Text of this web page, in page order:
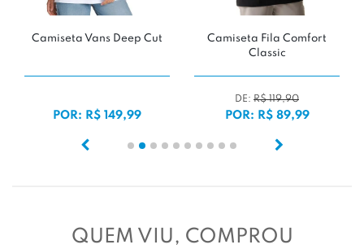
Vans Deep Cut
R$ 149,99
Camiseta Fila Comfort
POR: R$ 89,99
Regata
QUEM VIU, COMPROU